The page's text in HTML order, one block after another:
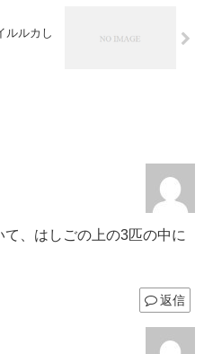
ルルカし
、はしごの上の3匹の中に
返信